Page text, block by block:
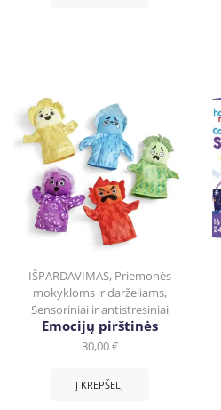
IŠPARDAVIMAS, Priemonės
mokykloms ir darželiams,
Sensoriniai ir antistresiniai
Emocijų pirštinės
30,00€
Į KREPŠELĮ